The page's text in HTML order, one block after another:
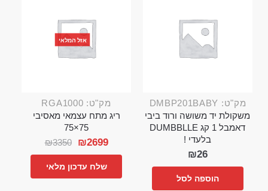
מק"ט: DMBP201BABY
משקולת יד משושה ורוד ביבי
דאמבל 1 קג DUMBBLLE
בלעדי !
₪26
הוספה לסל
אזל המלאי
מק"ט: RGA1000
ריג מתח עצמאי מאסיבי
75×75
₪3350 ₪2699
שלח עדכון מלאי